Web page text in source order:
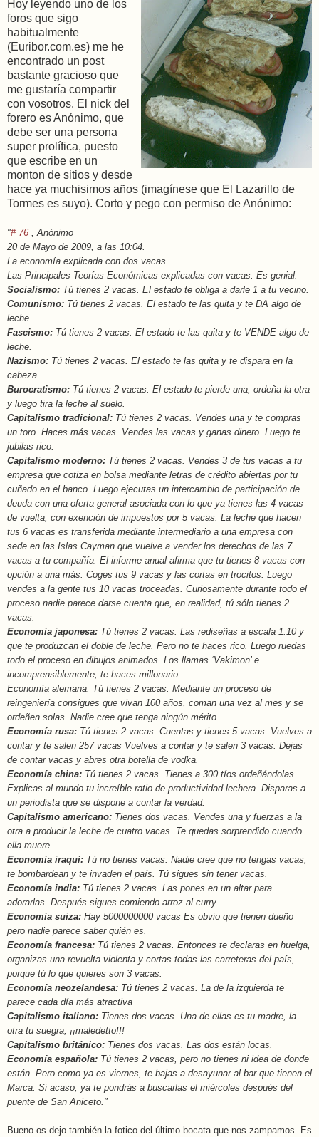
Hoy leyendo uno de los
foros que sigo
habitualmente
(Euribor.com.es) me he
encontrado un post
bastante gracioso que
me gustaría compartir
con vosotros. El nick del
forero es Anónimo, que
debe ser una persona
super prolífica, puesto
que escribe en un
monton de sitios y desde
hace ya muchisimos años (imagínese que El Lazarillo de
Tormes es suyo). Corto y pego con permiso de Anónimo:
"# 76 , Anónimo
20 de Mayo de 2009, a las 10:04.
La economía explicada con dos vacas
Las Principales Teorías Económicas explicadas con vacas. Es genial:
Socialismo: Tú tienes 2 vacas. El estado te obliga a darle 1 a tu vecino.
Comunismo: Tú tienes 2 vacas. El estado te las quita y te DA algo de
leche.
Fascismo: Tú tienes 2 vacas. El estado te las quita y te VENDE algo de
leche.
Nazismo: Tú tienes 2 vacas. El estado te las quita y te dispara en la
cabeza.
Burocratismo: Tú tienes 2 vacas. El estado te pierde una, ordeña la otra
y luego tira la leche al suelo.
Capitalismo tradicional: Tú tienes 2 vacas. Vendes una y te compras
un toro. Haces más vacas. Vendes las vacas y ganas dinero. Luego te
jubilas rico.
Capitalismo moderno: Tú tienes 2 vacas. Vendes 3 de tus vacas a tu
empresa que cotiza en bolsa mediante letras de crédito abiertas por tu
cuñado en el banco. Luego ejecutas un intercambio de participación de
deuda con una oferta general asociada con lo que ya tienes las 4 vacas
de vuelta, con exención de impuestos por 5 vacas. La leche que hacen
tus 6 vacas es transferida mediante intermediario a una empresa con
sede en las Islas Cayman que vuelve a vender los derechos de las 7
vacas a tu compañía. El informe anual afirma que tu tienes 8 vacas con
opción a una más. Coges tus 9 vacas y las cortas en trocitos. Luego
vendes a la gente tus 10 vacas troceadas. Curiosamente durante todo el
proceso nadie parece darse cuenta que, en realidad, tú sólo tienes 2
vacas.
Economía japonesa: Tú tienes 2 vacas. Las rediseñas a escala 1:10 y
que te produzcan el doble de leche. Pero no te haces rico. Luego ruedas
todo el proceso en dibujos animados. Los llamas ‘Vakimon’ e
incomprensiblemente, te haces millonario.
Economía alemana: Tú tienes 2 vacas. Mediante un proceso de
reingeniería consigues que vivan 100 años, coman una vez al mes y se
ordeñen solas. Nadie cree que tenga ningún mérito.
Economía rusa: Tú tienes 2 vacas. Cuentas y tienes 5 vacas. Vuelves a
contar y te salen 257 vacas Vuelves a contar y te salen 3 vacas. Dejas
de contar vacas y abres otra botella de vodka.
Economía china: Tú tienes 2 vacas. Tienes a 300 tíos ordeñándolas.
Explicas al mundo tu increíble ratio de productividad lechera. Disparas a
un periodista que se dispone a contar la verdad.
Capitalismo americano: Tienes dos vacas. Vendes una y fuerzas a la
otra a producir la leche de cuatro vacas. Te quedas sorprendido cuando
ella muere.
Economía iraquí: Tú no tienes vacas. Nadie cree que no tengas vacas,
te bombardean y te invaden el país. Tú sigues sin tener vacas.
Economía india: Tú tienes 2 vacas. Las pones en un altar para
adorarlas. Después sigues comiendo arroz al curry.
Economía suiza: Hay 5000000000 vacas Es obvio que tienen dueño
pero nadie parece saber quién es.
Economía francesa: Tú tienes 2 vacas. Entonces te declaras en huelga,
organizas una revuelta violenta y cortas todas las carreteras del país,
porque tú lo que quieres son 3 vacas.
Economía neozelandesa: Tú tienes 2 vacas. La de la izquierda te
parece cada día más atractiva
Capitalismo italiano: Tienes dos vacas. Una de ellas es tu madre, la
otra tu suegra, ¡¡maledetto!!!
Capitalismo británico: Tienes dos vacas. Las dos están locas.
Economía española: Tú tienes 2 vacas, pero no tienes ni idea de donde
están. Pero como ya es viernes, te bajas a desayunar al bar que tienen el
Marca. Si acaso, ya te pondrás a buscarlas el miércoles después del
puente de San Aniceto."
Bueno os dejo también la fotico del último bocata que nos zampamos. Es